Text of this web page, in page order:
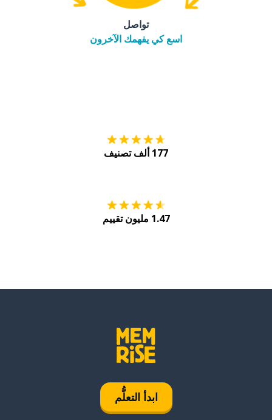
تواصل
اسع كي يفهمك الآخرون
177 ألف تصنيف
1.47 مليون تقييم
ابدأ التعلُّم